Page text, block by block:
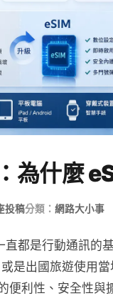
為什麼
投稿分類： 網路大小事
直都是行動通訊的
是出國旅遊使用
便利性、安全性與